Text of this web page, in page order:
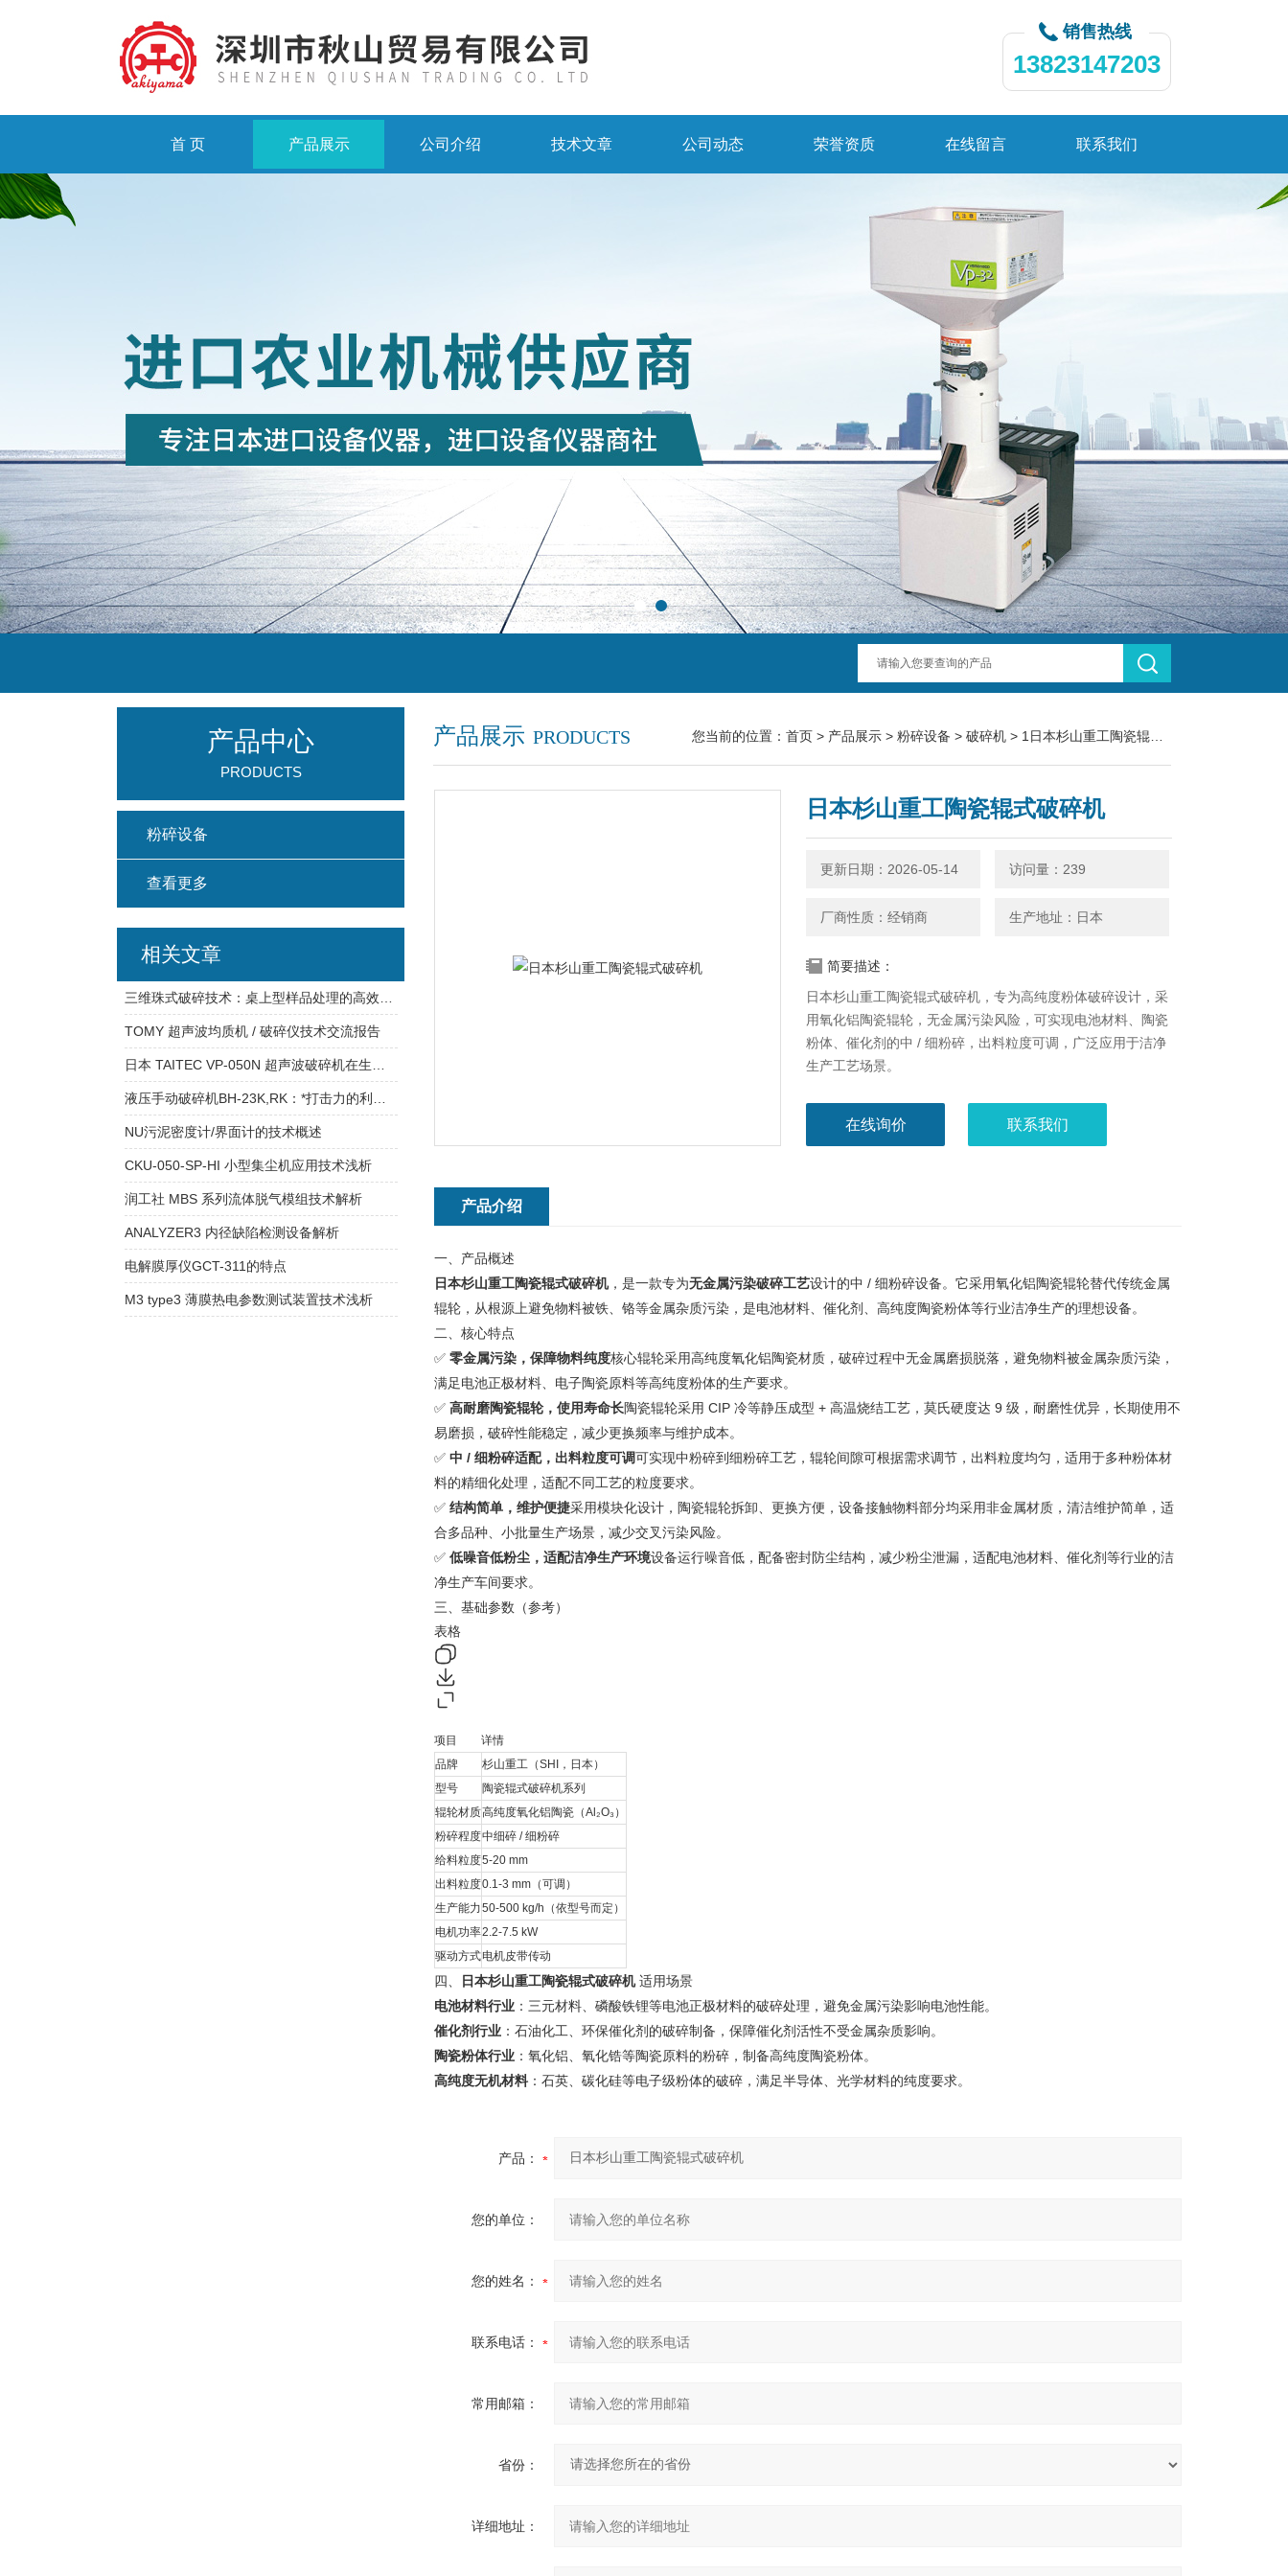
销售热线
13823147203
首 页 产品展示 公司介绍 技术文章 公司动态 荣誉资质 在线留言 联系我们
产品展示 PRODUCTS 您当前的位置： 首页 > 产品展示 > 粉碎设备 > 破碎机 > 1日本杉山重工陶瓷辊式破碎机
日本杉山重工陶瓷辊式破碎机
更新日期：2026-05-14 访问量：239
厂商性质：经销商 生产地址：日本
简要描述：
日本杉山重工陶瓷辊式破碎机，专为高纯度粉体破碎设计，采
用氧化铝陶瓷辊轮，无金属污染风险，可实现电池材料、陶瓷
粉体、催化剂的中 / 细粉碎，出料粒度可调，广泛应用于洁净
生产工艺场景。
在线询价 联系我们
产品介绍
一、产品概述
日本杉山重工陶瓷辊式破碎机，是一款专为无金属污染破碎工艺设计的中 / 细粉碎设备。它采用氧化铝陶瓷辊轮替代传统金属
辊轮，从根源上避免物料被铁、铬等金属杂质污染，是电池材料、催化剂、高纯度陶瓷粉体等行业洁净生产的理想设备。
二、核心特点
✅ 零金属污染，保障物料纯度核心辊轮采用高纯度氧化铝陶瓷材质，破碎过程中无金属磨损脱落，避免物料被金属杂质污染，
满足电池正极材料、电子陶瓷原料等高纯度粉体的生产要求。
✅ 高耐磨陶瓷辊轮，使用寿命长陶瓷辊轮采用 CIP 冷等静压成型 + 高温烧结工艺，莫氏硬度达 9 级，耐磨性优异，长期使用不
易磨损，破碎性能稳定，减少更换频率与维护成本。
✅ 中 / 细粉碎适配，出料粒度可调可实现中粉碎到细粉碎工艺，辊轮间隙可根据需求调节，出料粒度均匀，适用于多种粉体材
料的精细化处理，适配不同工艺的粒度要求。
✅ 结构简单，维护便捷采用模块化设计，陶瓷辊轮拆卸、更换方便，设备接触物料部分均采用非金属材质，清洁维护简单，适
合多品种、小批量生产场景，减少交叉污染风险。
✅ 低噪音低粉尘，适配洁净生产环境设备运行噪音低，配备密封防尘结构，减少粉尘泄漏，适配电池材料、催化剂等行业的洁
净生产车间要求。
三、基础参数（参考）
表格
项目
详情
品牌
杉山重工（SHI，日本）
型号
陶瓷辊式破碎机系列
辊轮材质高纯度氧化铝陶瓷（Al₂O₃）
粉碎程度中细碎 / 细粉碎
给料粒度5-20 mm
出料粒度0.1-3 mm（可调）
生产能力50-500 kg/h（依型号而定）
电机功率2.2-7.5 kW
驱动方式电机皮带传动
四、 日本杉山重工陶瓷辊式破碎机适用场景
电池材料行业 ：三元材料、磷酸铁锂等电池正极材料的破碎处理，避免金属污染影响电池性能。
催化剂行业 ：石油化工、环保催化剂的破碎制备，保障催化剂活性不受金属杂质影响。
陶瓷粉体行业 ：氧化铝、氧化锆等陶瓷原料的粉碎，制备高纯度陶瓷粉体。
高纯度无机材料 ：石英、碳化硅等电子级粉体的破碎，满足半导体、光学材料的纯度要求。
产品：
您的单位：
您的姓名：
联系电话：
常用邮箱：
省份：
详细地址：
产品中心
PRODUCTS
粉碎设备
查看更多
相关文章
TOMY 超声波均质机 / 破碎仪技术交流报告
NU污泥密度计/界面计的技术概述
CKU-050-SP-HI 小型集尘机应用技术浅析
润工社 MBS 系列流体脱气模组技术解析
ANALYZER3 内径缺陷检测设备解析
电解膜厚仪GCT-311的特点
M3 type3 薄膜热电参数测试装置技术浅析